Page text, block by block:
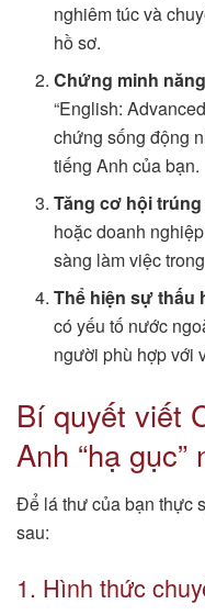
nghiêm túc và
hồ sơ.
Chứng minh
“English:
chứng sống động
tiếng Anh của bạn.
Tăng cơ hội
hoặc doanh
sàng làm việc
Thể hiện sự thấu
có yếu tố nước
người phù hợp với
Bí quyết viết
Anh “hạ
Để lá thư của bạn thực
sau:
1. Hình thức